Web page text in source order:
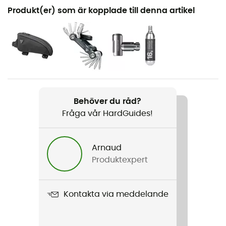
Rekommenderad för
Mountainbike
Kön
Dam
Vikt
Hgl Jersey SS
Egenskaper
Protection anti-UV
Produkt(er) som är kopplade till denna artikel
Behöver du råd?
Fråga vår HardGuides!
Arnaud
Produktexpert
Kontakta via meddelande